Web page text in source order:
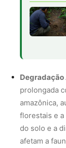
Fatores
El Niño:
fenômeno El
redução das